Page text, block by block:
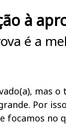
à
é a
mas
Por
focamos no